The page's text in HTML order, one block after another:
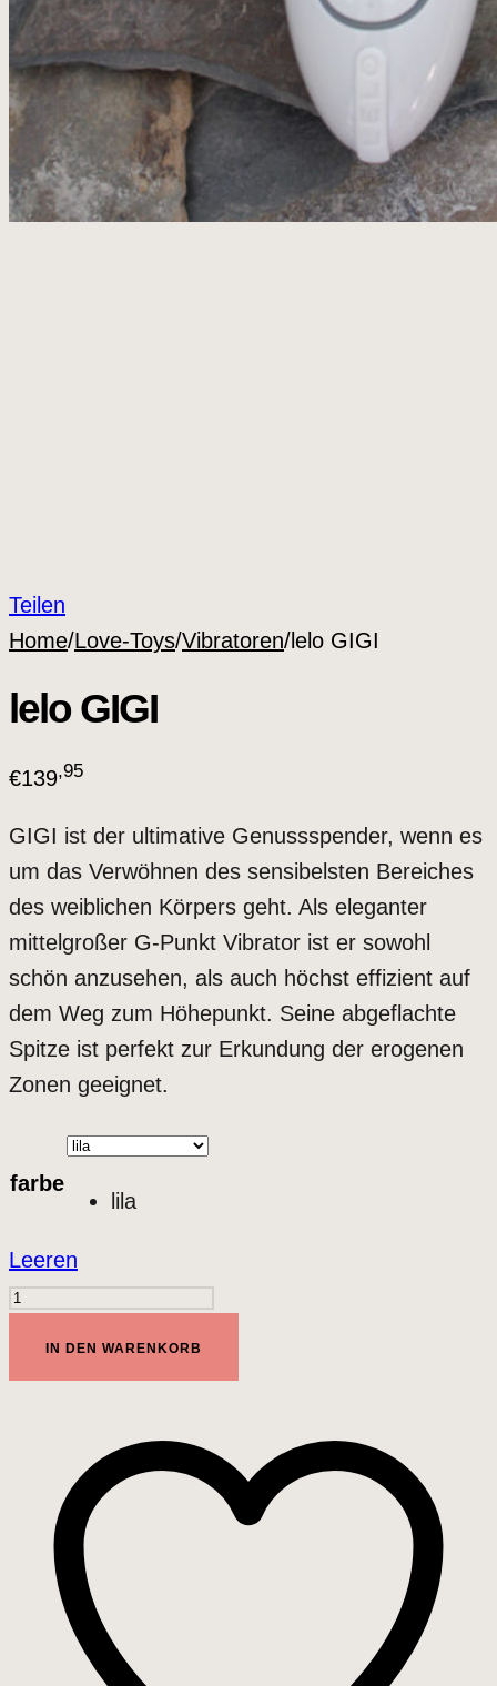
Teilen
Home/Love-Toys/Vibratoren/lelo GIGI
lelo GIGI
€139,95
GIGI ist der ultimative Genussspender, wenn es
um das Verwöhnen des sensibelsten Bereiches
des weiblichen Körpers geht. Als eleganter
mittelgroßer G-Punkt Vibrator ist er sowohl
schön anzusehen, als auch höchst effizient auf
dem Weg zum Höhepunkt. Seine abgeflachte
Spitze ist perfekt zur Erkundung der erogenen
Zonen geeignet.
farbe
lila
Leeren
lelo
IN DEN WARENKORB